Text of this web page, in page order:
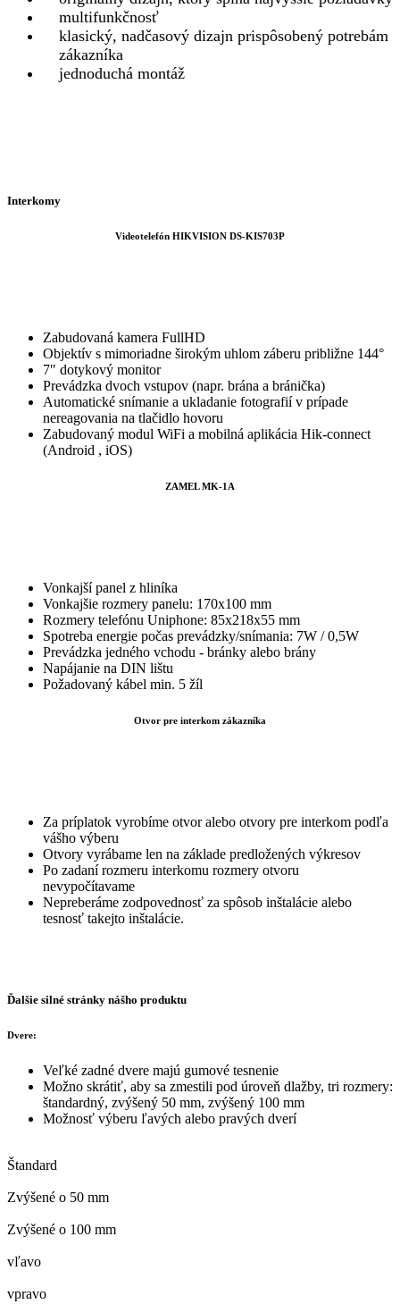
multifunkčnosť
klasický, nadčasový dizajn prispôsobený potrebám
zákazníka
jednoduchá montáž
Interkomy
Videotelefón HIKVISION DS-KIS703P
Zabudovaná kamera FullHD
Objektív s mimoriadne širokým uhlom záberu približne 144°
7″ dotykový monitor
Prevádzka dvoch vstupov (napr. brána a bránička)
Automatické snímanie a ukladanie fotografií v prípade
nereagovania na tlačidlo hovoru
Zabudovaný modul WiFi a mobilná aplikácia Hik-connect
(Android , iOS)
ZAMEL MK-1A
Vonkajší panel z hliníka
Vonkajšie rozmery panelu: 170x100 mm
Rozmery telefónu Uniphone: 85x218x55 mm
Spotreba energie počas prevádzky/snímania: 7W / 0,5W
Prevádzka jedného vchodu - bránky alebo brány
Napájanie na DIN lištu
Požadovaný kábel min. 5 žíl
Otvor pre interkom zákazníka
Za príplatok vyrobíme otvor alebo otvory pre interkom podľa
vášho výberu
Otvory vyrábame len na základe predložených výkresov
Po zadaní rozmeru interkomu rozmery otvoru
nevypočítavame
Nepreberáme zodpovednosť za spôsob inštalácie alebo
tesnosť takejto inštalácie.
Ďalšie silné stránky nášho produktu
Dvere:
Veľké zadné dvere majú gumové tesnenie
Možno skrátiť, aby sa zmestili pod úroveň dlažby, tri rozmery:
štandardný, zvýšený 50 mm, zvýšený 100 mm
Možnosť výberu ľavých alebo pravých dverí
Štandard
Zvýšené o 50 mm
Zvýšené o 100 mm
vľavo
vpravo